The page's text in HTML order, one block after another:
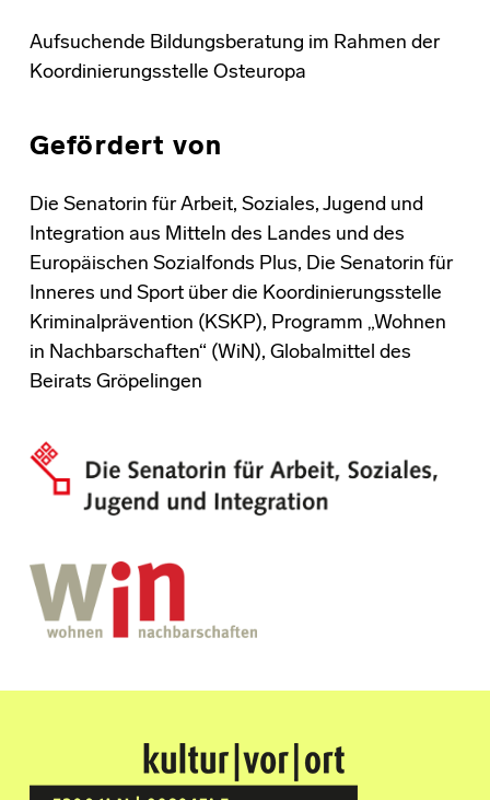
Aufsuchende Bildungsberatung im Rahmen der
Koordinierungsstelle Osteuropa
Gefördert von
Die Senatorin für Arbeit, Soziales, Jugend und
Integration aus Mitteln des Landes und des
Europäischen Sozialfonds Plus, Die Senatorin für
Inneres und Sport über die Koordinierungsstelle
Kriminalprävention (KSKP), Programm „Wohnen
in Nachbarschaften“ (WiN), Globalmittel des
Beirats Gröpelingen
Kultur Vor Ort
BREMEN GRÖPELINGEN